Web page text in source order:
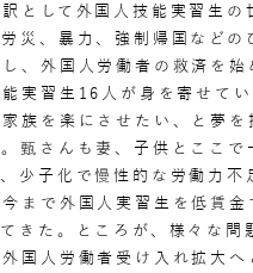
として外国人技能実習生の
災、暴力、強制帰国などの
、外国人労働者の救済を始
実習生16人が身を寄せてい
族を楽にさせたい、と夢を
甄さんも妻、子供とここで
少子化で慢性的な労働力不
まで外国人実習生を低賃金
きた。ところが、様々な問
国人労働者受け入れ拡大へ